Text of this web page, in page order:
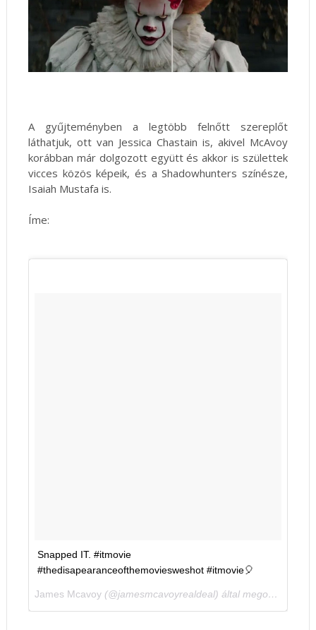
A gyűjteményben a legtöbb felnőtt szereplőt
láthatjuk, ott van Jessica Chastain is, akivel McAvoy
korábban már dolgozott együtt és akkor is születtek
vicces közös képeik, és a Shadowhunters színésze,
Isaiah Mustafa is.
Íme:
Snapped IT. #itmovie
#thedisapearanceofthemoviesweshot #itmovie🎈
James Mcavoy(@jamesmcavoyrealdeal) által megosztott bejegyzés,